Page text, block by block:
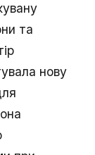
та
нову